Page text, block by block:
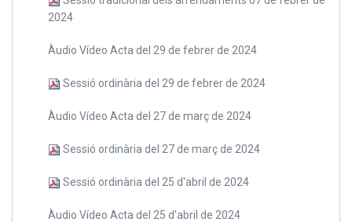
2024
Àudio Vídeo Acta del 29 de febrer de 2024
Sessió ordinària del 29 de febrer de 2024
Àudio Vídeo Acta del 27 de març de 2024
Sessió ordinària del 27 de març de 2024
Sessió ordinària del 25 d'abril de 2024
Àudio Vídeo Acta del 25 d'abril de 2024